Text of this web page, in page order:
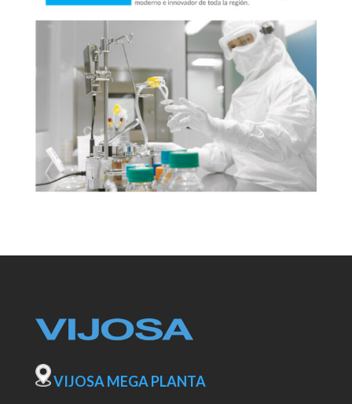
VIJOSA MEGA PLANTA